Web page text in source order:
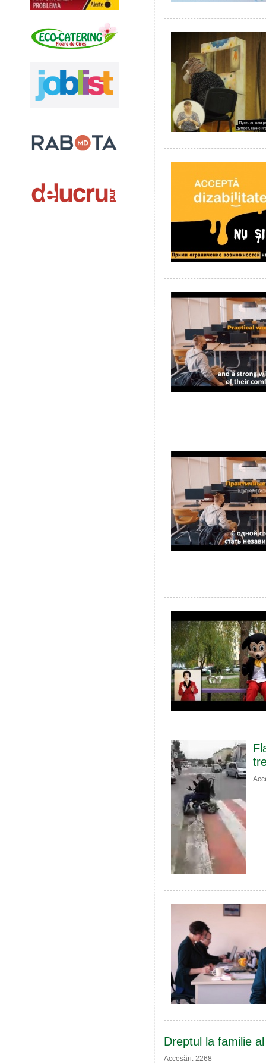
Dreptul la familie
Accesări: 2268